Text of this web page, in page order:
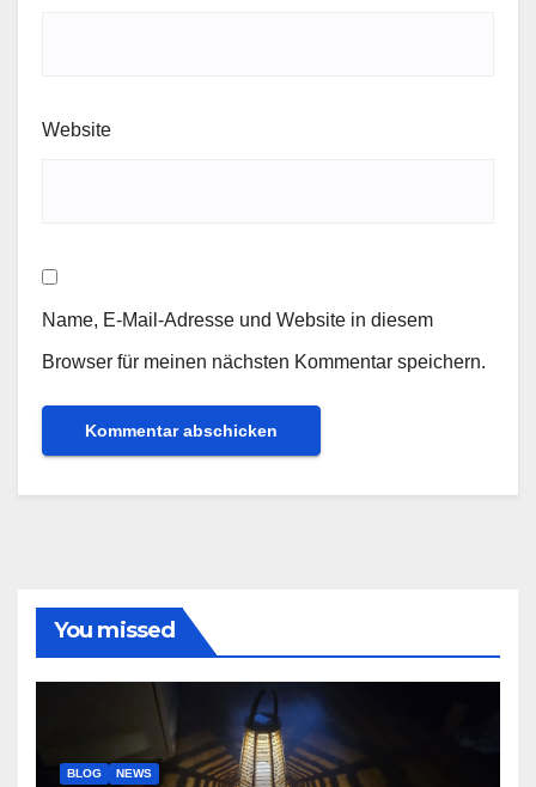
Website
Name, E-Mail-Adresse und Website in diesem
Browser für meinen nächsten Kommentar speichern.
You missed
BLOG NEWS